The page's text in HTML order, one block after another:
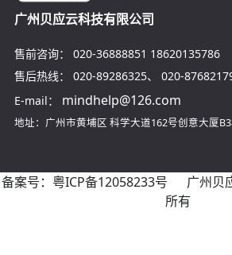
广州贝应云科技有限公司
售前咨询： 020-36888851 18620135786
售后热线：
020-89286325、 020-
E-mail：
mindhelp@126.com
地址：广州市黄埔区 科学大道162号创意大厦
备案号： 粤ICP备12058233号 广州贝
所有